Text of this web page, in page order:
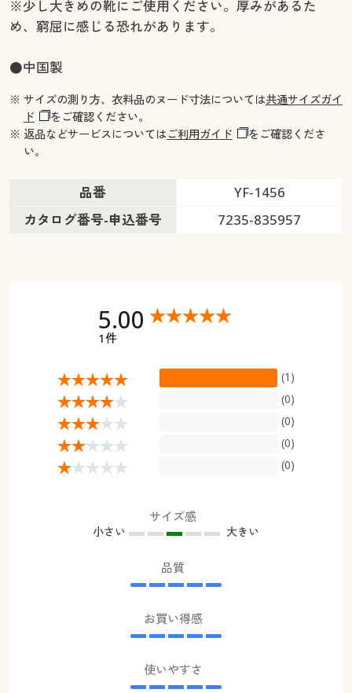
※少し大きめの靴にご使用ください。厚みがあるた
め、窮屈に感じる恐れがあります。
●中国製
※ サイズの測り方、衣料品のヌード寸法については共通サイズガイ
ド
をご確認ください。
※ 返品などサービスについてはご利用ガイド
をご確認くださ
い。
品番
YF-1456
カタログ番号-申込番号
7235-835957
5.00
1件
(1)
(0)
(0)
(0)
(0)
サイズ感
小さい 大きい
品質
お買い得感
使いやすさ